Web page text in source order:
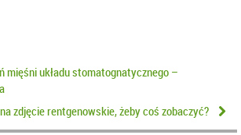
mięśni układu stomatognatycznego –
zdjęcie rentgenowskie, żeby coś zobaczyć?